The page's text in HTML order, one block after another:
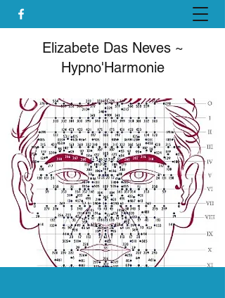
Elizabete Das Neves ~
Hypno'Harmonie